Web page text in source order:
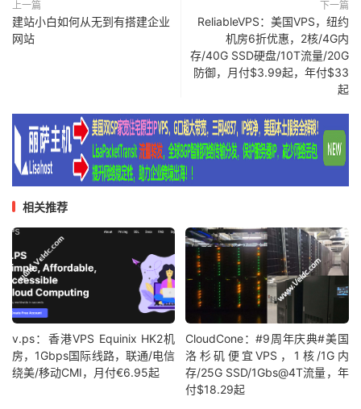
上一篇
建站小白如何从无到有搭建企业
网站
下一篇
ReliableVPS：美国VPS，纽约
机房6折优惠，2核/4G内
存/40G SSD硬盘/10T流量/20G
防御，月付$3.99起，年付$33
起
相关推荐
v.ps：香港VPS Equinix HK2机
房，1Gbps国际线路，联通/电信
绕美/移动CMI，月付€6.95起
CloudCone：#9周年庆典#美国
洛杉矶便宜VPS，1核/1G内
存/25G SSD/1Gbs@4T流量，年
付$18.29起